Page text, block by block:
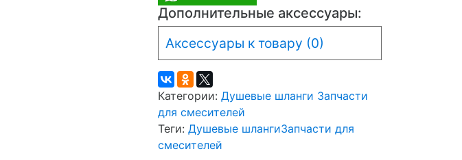
Дополнительные аксессуары:
Аксессуары к товару (0)
Категории: Душевые шланги Запчасти
для смесителей
Теги: Душевые шлангиЗапчасти для
смесителей